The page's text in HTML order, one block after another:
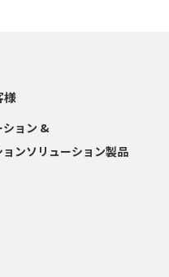
様
ション &
ンソリューション製品